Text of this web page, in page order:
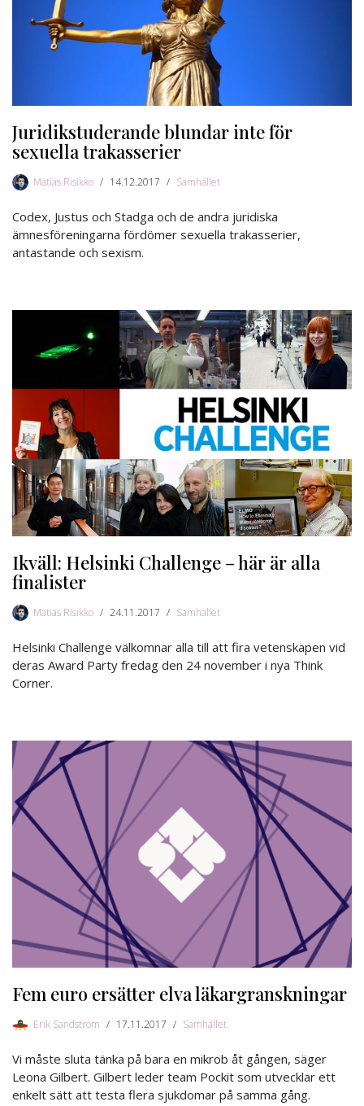
Juridikstuderande blundar inte för
sexuella trakasserier
Matias Risikko 14.12.2017 Samhället
Codex, Justus och Stadga och de andra juridiska
ämnesföreningarna fördömer sexuella trakasserier,
antastande och sexism.
Ikväll: Helsinki Challenge – här är alla
finalister
Matias Risikko 24.11.2017 Samhället
Helsinki Challenge välkomnar alla till att fira vetenskapen vid
deras Award Party fredag den 24 november i nya Think
Corner.
Fem euro ersätter elva läkargranskningar
Erik Sandström 17.11.2017 Samhället
Vi måste sluta tänka på bara en mikrob åt gången, säger
Leona Gilbert. Gilbert leder team Pockit som utvecklar ett
enkelt sätt att testa flera sjukdomar på samma gång.